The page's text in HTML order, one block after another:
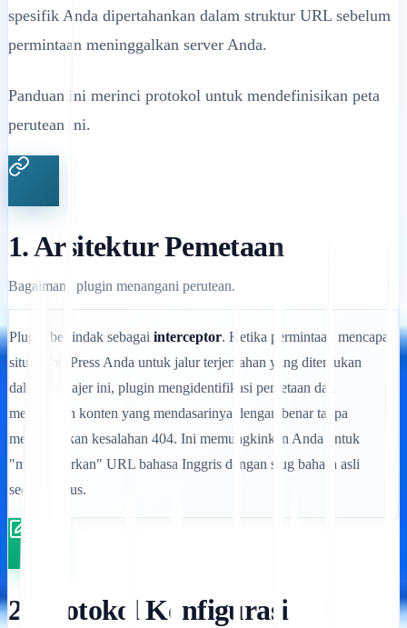
spesifik Anda dipertahankan dalam struktur URL sebelum
permintaan meninggalkan server Anda.
Panduan ini merinci protokol untuk mendefinisikan peta
perutean ini.
1. Arsitektur Pemetaan
Bagaimana plugin menangani perutean.
Plugin bertindak sebagai interceptor. Ketika permintaan mencapai
situs WordPress Anda untuk jalur terjemahan yang ditentukan
dalam manajer ini, plugin mengidentifikasi pemetaan dan
menyajikan konten yang mendasarinya dengan benar tanpa
menghasilkan kesalahan 404. Ini memungkinkan Anda untuk
"menyamarkan" URL bahasa Inggris dengan slug bahasa asli
secara mulus.
2. Protokol Konfigurasi